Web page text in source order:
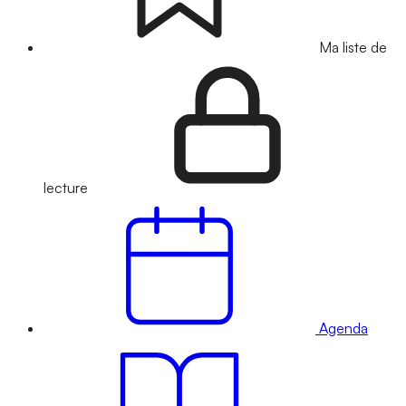
Ma liste de
lecture
Agenda